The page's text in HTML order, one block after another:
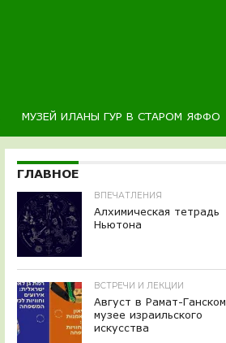
МУЗЕЙ ИЛАНЫ ГУР В СТАРОМ ЯФФО
ГЛАВНОЕ
ВПЕЧАТЛЕНИЯ
Алхимическая тетрадь
Ньютона
ВСТРЕЧИ И ЛЕКЦИИ
Август в Рамат-Ганском
музее израильского
искусства